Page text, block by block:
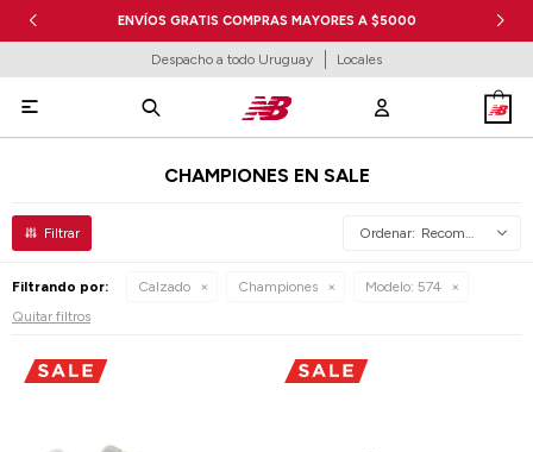
ENVÍOS GRATIS COMPRAS MAYORES A $5000
Despacho a todo Uruguay Locales

CHAMPIONES EN SALE
Recomendados
Filtrando por: Calzado Championes Modelo: 574
Quitar filtros